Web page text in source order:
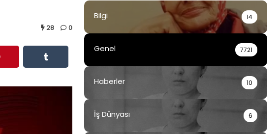
28 0
Bilgi 14
Genel 7721
Haberler 10
İş Dünyası 6